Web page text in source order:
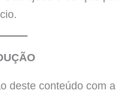
deste conteúdo com a